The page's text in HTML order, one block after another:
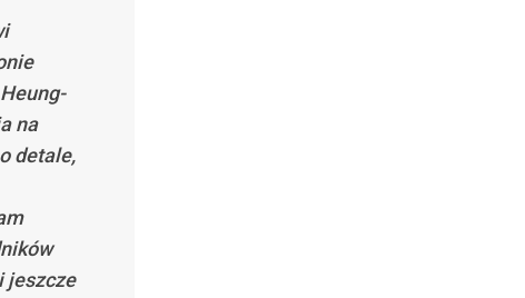
na
detale,
jeszcze